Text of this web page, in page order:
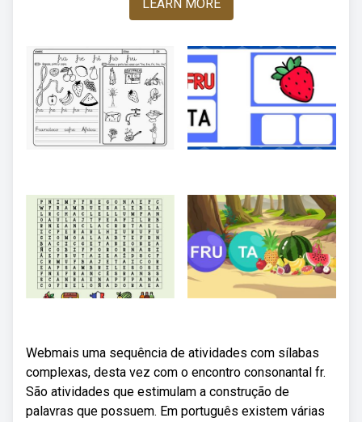
LEARN MORE
Webmais uma sequência de atividades com sílabas
complexas, desta vez com o encontro consonantal fr.
São atividades que estimulam a construção de
palavras que possuem. Em português existem várias